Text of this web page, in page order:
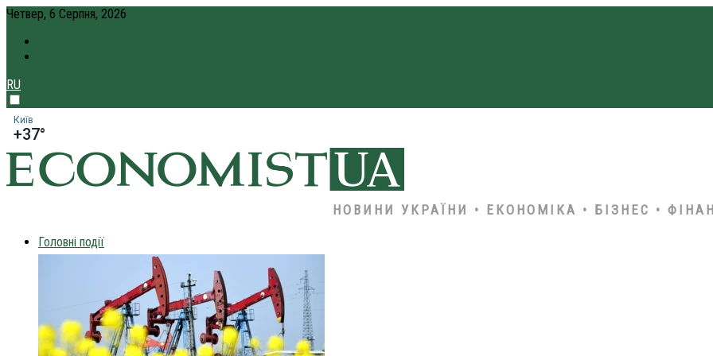
Четвер, 6 Серпня, 2026
RU
Київ
+37°
НОВИНИ УКРАЇНИ • ЕКОНОМІКА • БІЗНЕС •
Головні події